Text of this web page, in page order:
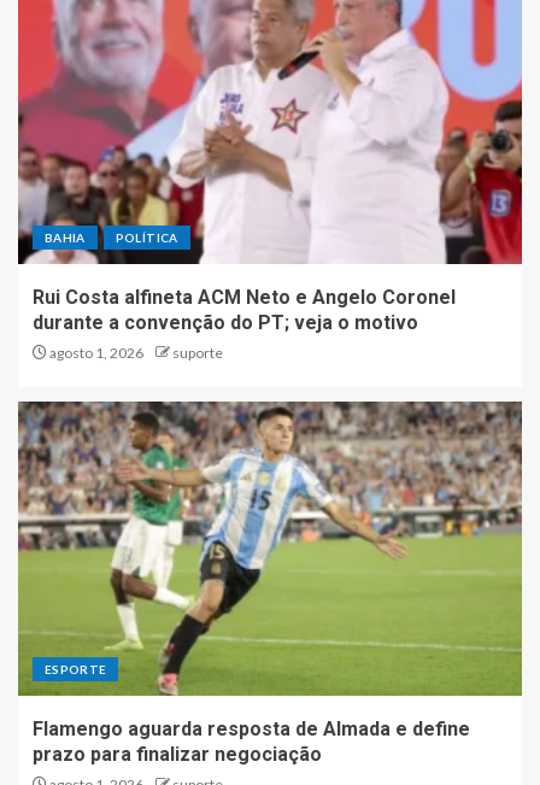
BAHIA POLÍTICA
Rui Costa alfineta ACM Neto e Angelo Coronel
durante a convenção do PT; veja o motivo
agosto 1, 2026 suporte
ESPORTE
Flamengo aguarda resposta de Almada e define
prazo para finalizar negociação